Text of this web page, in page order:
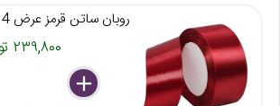
روبان ساتن قرمز عرض 4 سانتی متر
۲۳۹,۸۰۰ تومان
delete
remove
add